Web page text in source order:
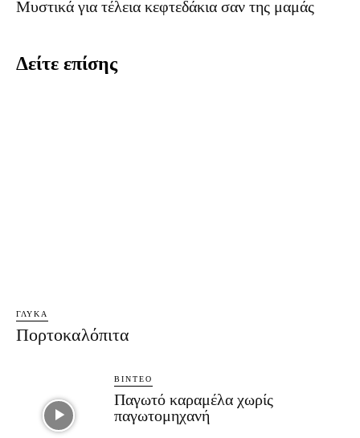
Μυστικά για τέλεια κεφτεδάκια σαν της μαμάς
Δείτε επίσης
ΓΛΥΚΆ
Πορτοκαλόπιτα
ΒΊΝΤΕΟ
Παγωτό καραμέλα χωρίς
παγωτομηχανή